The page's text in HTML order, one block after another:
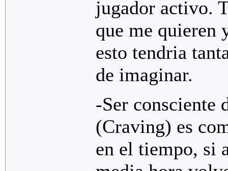
jugador activo.
que me quieren
esto tendria
de imaginar.
-Ser consciente
(Craving) es
en el tiempo, si